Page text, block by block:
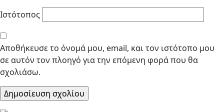
Ιστότοπος
Αποθήκευσε το όνομά μου, email, και τον ιστότοπο μου
σε αυτόν τον πλοηγό για την επόμενη φορά που θα
σχολιάσω.